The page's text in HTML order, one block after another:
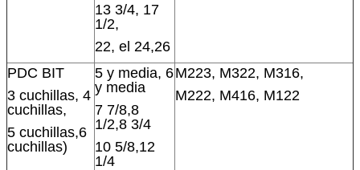
13 3/4, 17
1/2,
22, el 24,26
PDC BIT
3 cuchillas, 4
cuchillas,
5 cuchillas,6
cuchillas)
5 y media, 6
y media
7 7/8,8
1/2,8 3/4
10 5/8,12
1/4
M223, M322, M316,
M222, M416, M122